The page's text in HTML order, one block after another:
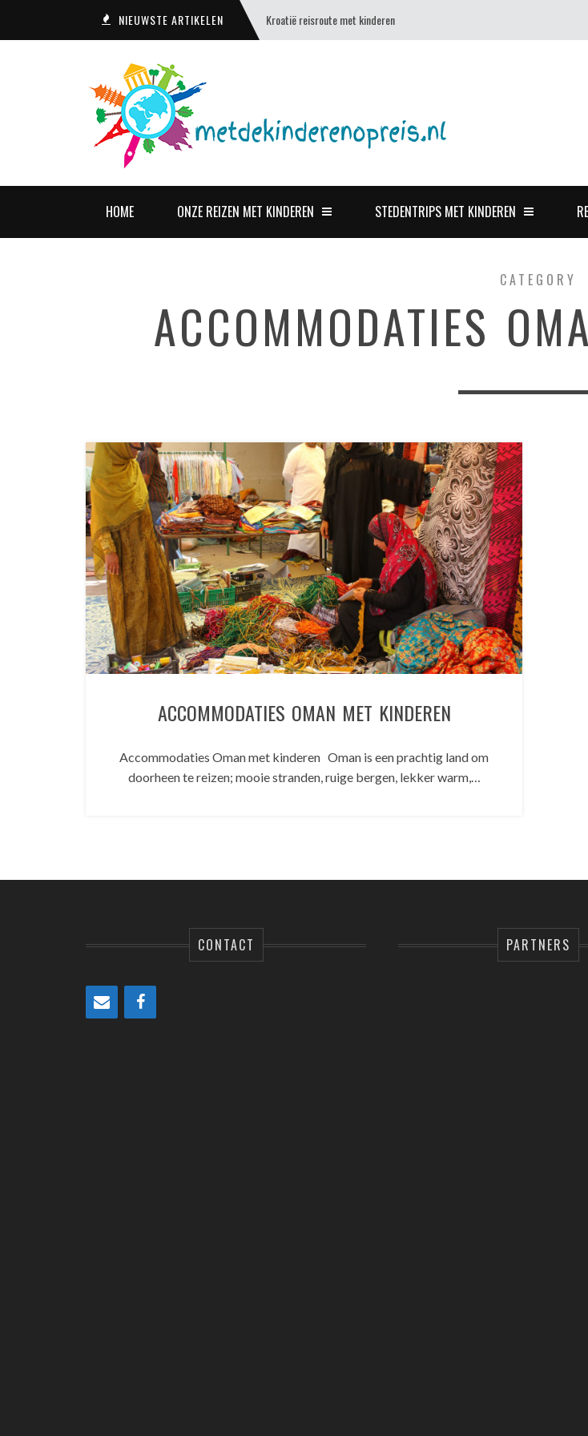
NIEUWSTE ARTIKELEN Kroatië reisroute met kinderen
HOME ONZE REIZEN MET KINDEREN STEDENTRIPS MET KINDEREN
CATEGORY
ACCOMMODATIES
ACCOMMODATIES OMAN MET KINDEREN
Accommodaties Oman met kinderen Oman is een prachtig land om
doorheen te reizen; mooie stranden, ruige bergen, lekker warm,…
CONTACT PARTNERS